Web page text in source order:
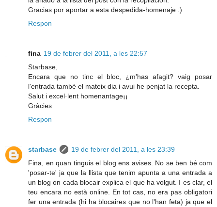
Gracias por aportar a esta despedida-homenaje :)
Respon
fina 19 de febrer del 2011, a les 22:57
Starbase,
Encara que no tinc el bloc, ¿m'has afagit? vaig posar
l'entrada també el mateix dia i avui he penjat la recepta.
Salut i excel·lent homenantage¡¡
Gràcies
Respon
starbase
19 de febrer del 2011, a les 23:39
Fina, en quan tinguis el blog ens avises. No se ben bé com
'posar-te' ja que la llista que tenim apunta a una entrada a
un blog on cada blocair explica el que ha volgut. I es clar, el
teu encara no està online. En tot cas, no era pas obligatori
fer una entrada (hi ha blocaires que no l'han feta) ja que el